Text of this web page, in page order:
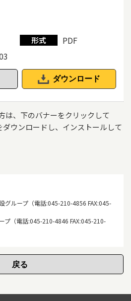
形式 PDF
ダウンロード
は、下のバナーをクリックして
ウンロードし、インストールして
グループ（電話:045-210-4856 FAX:045-
プ（電話:045-210-4846 FAX:045-210-